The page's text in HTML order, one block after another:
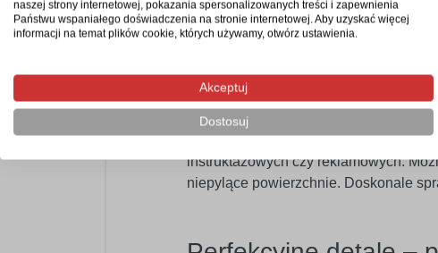
podzielony na maksymalnie duże
poszczególnych części szablonu.
Profesjonalny
Szablon samoprzylepny będzie
instruktażowych czy reklamowych.
niepylące powierzchnie. Doskonale
naszej strony internetowej, pokazania spersonalizowanych treści i zapewnienia
Państwu wspaniałego doświadczenia na stronie internetowej. Aby uzyskać więcej
informacji na temat plików cookie, których używamy, otwórz ustawienia.
Akceptuj
Dostosuj